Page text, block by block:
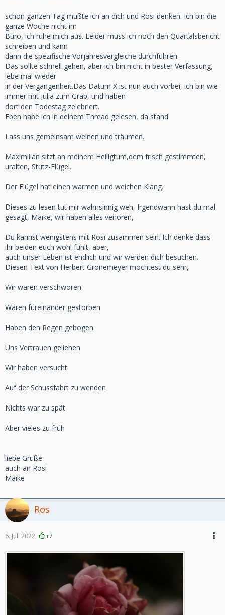
schon ganzen Tag mußte ich an dich und Rosi denken. Ich bin die
ganze Woche nicht im
Büro, ich ruhe mich aus. Leider muss ich noch den Quartalsbericht
schreiben und kann
dann die spezifische Vorjahresvergleiche durchführen.
Das sollte schnell gehen, aber ich bin nicht in bester Verfassung,
lebe mal wieder
in der Vergangenheit.Das Datum X ist nun auch vorbei, ich bin wie
immer mit Julia zum Grab, und haben
dort den Todestag zelebriert.
Eben habe ich in deinem Thread gelesen, da stand
Lass uns gemeinsam weinen und träumen.
Maximilian sitzt an meinem Heiligtum,dem frisch gestimmten,
uralten, Stutz-Flügel.
Der Flügel hat einen warmen und weichen Klang.
Dieses zu lesen tut mir wahnsinnig weh, Irgendwann hast du mal
gesagt, Maike, wir haben alles verloren,
Du kannst wenigstens mit Rosi zusammen sein. Ich denke dass
ihr beiden euch wohl fühlt, aber,
auch unser Leben ist endlich und wir werden dich besuchen.
Diesen Text von Herbert Grönemeyer mochtest du sehr,
Wir waren verschworen
Wären füreinander gestorben
Haben den Regen gebogen
Uns Vertrauen geliehen
Wir haben versucht
Auf der Schussfahrt zu wenden
Nichts war zu spät
Aber vieles zu früh
liebe Grüße
auch an Rosi
Maike
Ros
6. Juli 2022 +7